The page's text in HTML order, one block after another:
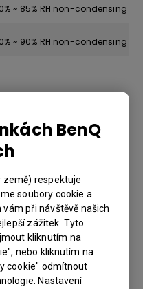
BenQ
země) respektuje
soubory cookie a
při návštěvě našich
zážitek. Tyto
kliknutím na
nebo kliknutím na
cookie" odmítnout
Nastavení
~ 85% RH non-condensing
~ 90% RH non-condensing
DMS
specifications
8-core Pro processor
8 GB
128 GB